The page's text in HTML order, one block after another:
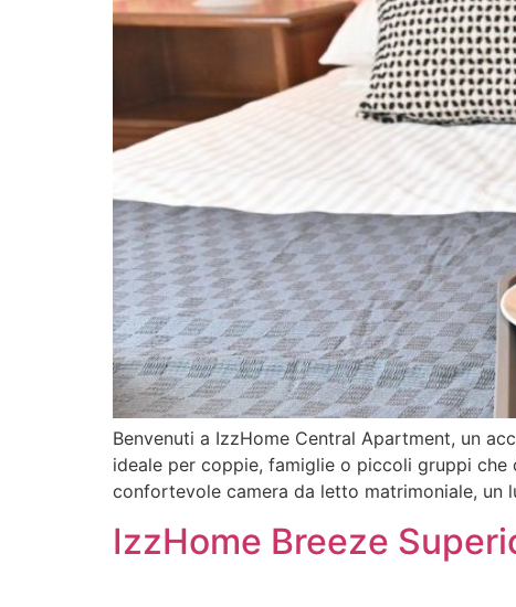
Benvenuti a IzzHome Central Apartment, un
ideale per coppie, famiglie o piccoli gruppi che
confortevole camera da letto matrimoniale,
IzzHome Breeze